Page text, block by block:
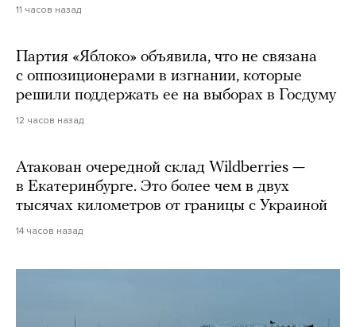
11 часов назад
Партия «Яблоко» объявила, что не связана
с оппозиционерами в изгнании, которые
решили поддержать ее на выборах в Госдуму
12 часов назад
Атакован очередной склад Wildberries —
в Екатеринбурге. Это более чем в двух
тысячах километров от границы с Украиной
14 часов назад